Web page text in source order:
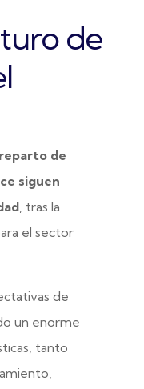
de
de
siguen
, tras la
el sector
de
un enorme
tanto